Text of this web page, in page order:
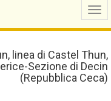
linea di Castel Thun,
Sezione di Decin
(Repubblica Ceca)